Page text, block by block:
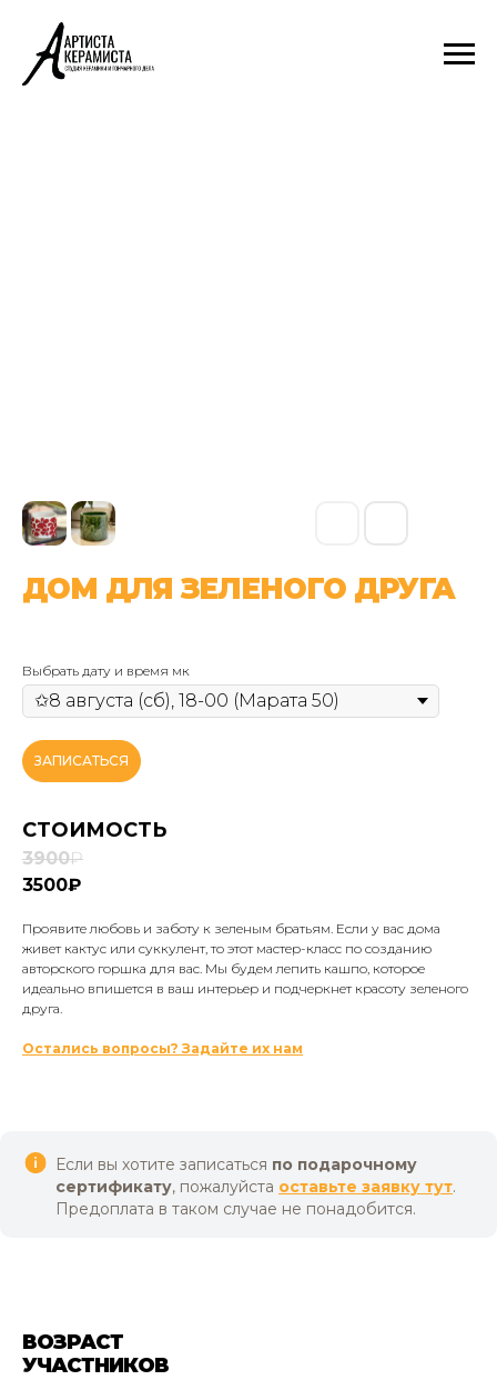
ДОМ ДЛЯ ЗЕЛЕНОГО ДРУГА
Выбрать дату и время мк
ЗАПИСАТЬСЯ
СТОИМОСТЬ
3900₽
3500₽
Проявите любовь и заботу к зеленым братьям. Если у вас дома
живет кактус или суккулент, то этот мастер-класс по созданию
авторского горшка для вас. Мы будем лепить кашпо, которое
идеально впишется в ваш интерьер и подчеркнет красоту зеленого
друга.
Остались вопросы? Задайте их нам
Если вы хотите записаться по подарочному
сертификату, пожалуйста оставьте заявку тут.
Предоплата в таком случае не понадобится.
ВОЗРАСТ
УЧАСТНИКОВ